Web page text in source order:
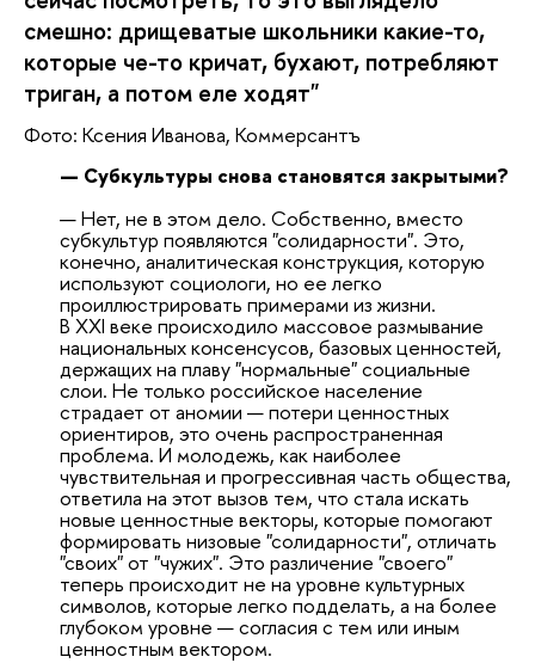
смешно: дрищеватые школьники какие-то,
которые че-то кричат, бухают, потребляют
триган, а потом еле ходят"
Фото: Ксения Иванова, Коммерсантъ
— Субкультуры снова становятся закрытыми?
— Нет, не в этом дело. Собственно, вместо
субкультур появляются "солидарности". Это,
конечно, аналитическая конструкция, которую
используют социологи, но ее легко
проиллюстрировать примерами из жизни.
В XXI веке происходило массовое размывание
национальных консенсусов, базовых ценностей,
держащих на плаву "нормальные" социальные
слои. Не только российское население
страдает от аномии — потери ценностных
ориентиров, это очень распространенная
проблема. И молодежь, как наиболее
чувствительная и прогрессивная часть общества,
ответила на этот вызов тем, что стала искать
новые ценностные векторы, которые помогают
формировать низовые "солидарности", отличать
"своих" от "чужих". Это различение "своего"
теперь происходит не на уровне культурных
символов, которые легко подделать, а на более
глубоком уровне — согласия с тем или иным
ценностным вектором.